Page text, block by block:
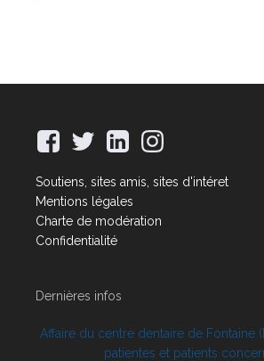
Soutiens, sites amis, sites d'intéret
Mentions légales
Charte de modération
Confidentialité
Dernières infos
Affaire du centre dentaire de Fontaine
patientes et patients